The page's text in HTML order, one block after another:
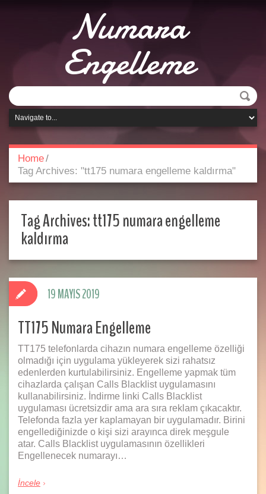
Numara
Engelleme
Home/
Tag Archives: "tt175 numara engelleme kaldırma"
Tag Archives:tt175 numara engelleme
kaldırma
TT175 Numara Engelleme
TT175 telefonlarda cihazın numara engelleme özelliği
olmadığı için uygulama yükleyerek sizi rahatsız
edenlerden kurtulabilirsiniz. Engelleme yapmak tüm
cihazlarda çalışan Calls Blacklist uygulamasını
kullanabilirsiniz. İndirme linki Calls Blacklist
uygulaması ücretsizdir ama ara sıra reklam çıkacaktır.
Telefonda fazla yer kaplamayan bir uygulamadır. Birini
engellediğinizde o kişi sizi arayınca direk meşgule
atar. Calls Blacklist uygulamasının özellikleri
Engellenecek numarayı…
İncele
19 MAYIS 2019